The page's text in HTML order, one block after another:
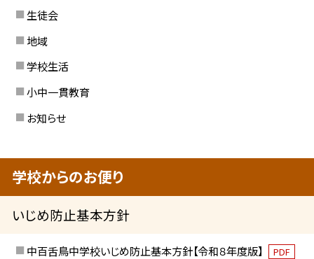
生徒会
地域
学校生活
小中一貫教育
お知らせ
学校からのお便り
いじめ防止基本方針
中百舌鳥中学校いじめ防止基本方針【令和８年度版】 PDF